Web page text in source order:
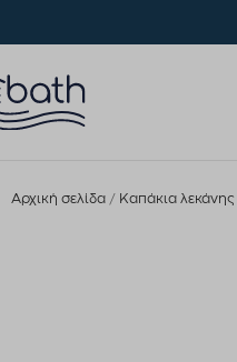
Αρχική σελίδα Καπάκια λεκάνης